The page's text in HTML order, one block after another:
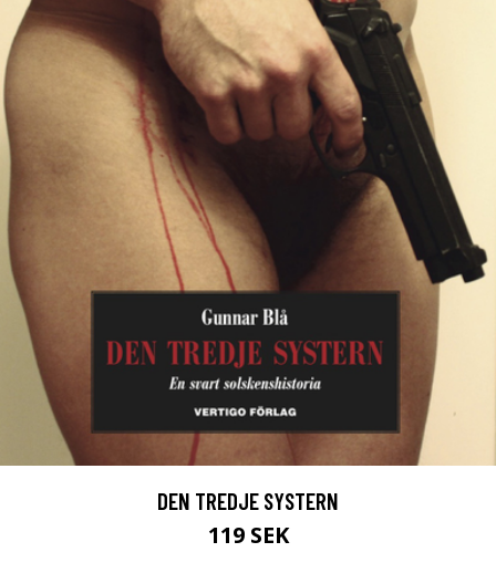
DEN TREDJE SYSTERN
119 SEK